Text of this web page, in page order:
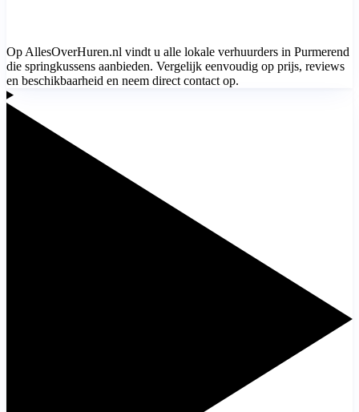
Op AllesOverHuren.nl vindt u alle lokale verhuurders in Purmerend
die springkussens aanbieden. Vergelijk eenvoudig op prijs, reviews
en beschikbaarheid en neem direct contact op.